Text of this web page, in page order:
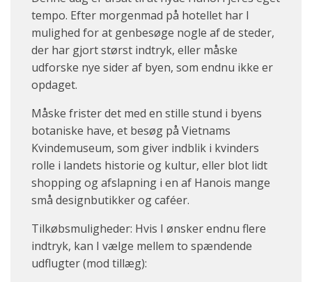
tempo. Efter morgenmad på hotellet har I
mulighed for at genbesøge nogle af de steder,
der har gjort størst indtryk, eller måske
udforske nye sider af byen, som endnu ikke er
opdaget.
Måske frister det med en stille stund i byens
botaniske have, et besøg på Vietnams
Kvindemuseum, som giver indblik i kvinders
rolle i landets historie og kultur, eller blot lidt
shopping og afslapning i en af Hanois mange
små designbutikker og caféer.
Tilkøbsmuligheder: Hvis I ønsker endnu flere
indtryk, kan I vælge mellem to spændende
udflugter (mod tillæg):